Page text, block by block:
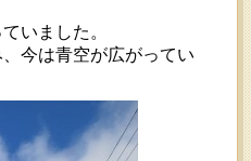
いました。
今は青空が広がってい